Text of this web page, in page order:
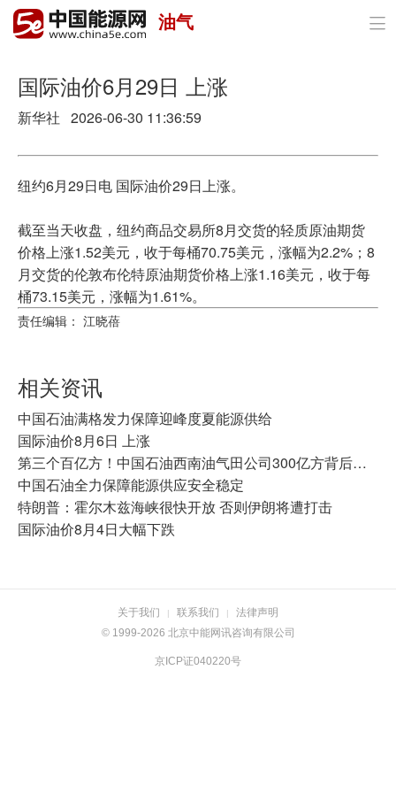
首页
政策与经济
油气
煤炭
新能源
节能环保
油气 
国际油价6月29日 上涨
新华社 2026-06-30 11:36:59
纽约6月29日电 国际油价29日上涨。
截至当天收盘，纽约商品交易所8月交货的轻质原油期货
价格上涨1.52美元，收于每桶70.75美元，涨幅为2.2%；8
月交货的伦敦布伦特原油期货价格上涨1.16美元，收于每
桶73.15美元，涨幅为1.61%。
责任编辑： 江晓蓓
相关资讯
中国石油满格发力保障迎峰度夏能源供给
国际油价8月6日 上涨
第三个百亿方！中国石油西南油气田公司300亿方背后的“攻守道”
中国石油全力保障能源供应安全稳定
特朗普：霍尔木兹海峡很快开放 否则伊朗将遭打击
国际油价8月4日大幅下跌
关于我们 | 联系我们 |
法律声明
© 1999-2026 北京中能网讯咨询有限公司
京ICP证040220号